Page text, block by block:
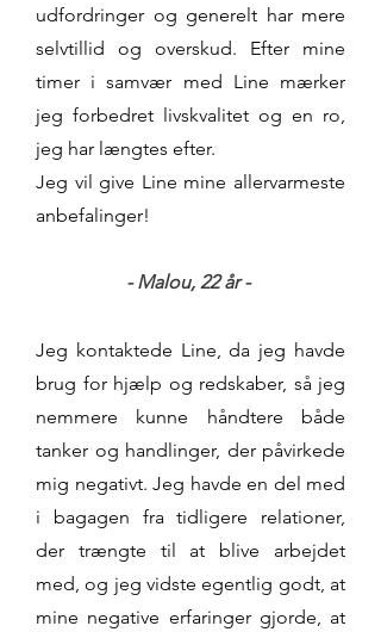
udfordringer og generelt har mere
selvtillid og overskud. Efter mine
timer i samvær med Line mærker
jeg forbedret livskvalitet og en ro,
jeg har længtes efter.
Jeg vil give Line mine allervarmeste
anbefalinger!
- Malou, 22år -
Jeg kontaktede Line, da jeg havde
brug for hjælp og redskaber, så jeg
nemmere kunne håndtere både
tanker og handlinger, der påvirkede
mig negativt. Jeg havde en del med
i bagagen fra tidligere relationer,
der trængte til at blive arbejdet
med, og jeg vidste egentlig godt, at
mine negative erfaringer gjorde, at